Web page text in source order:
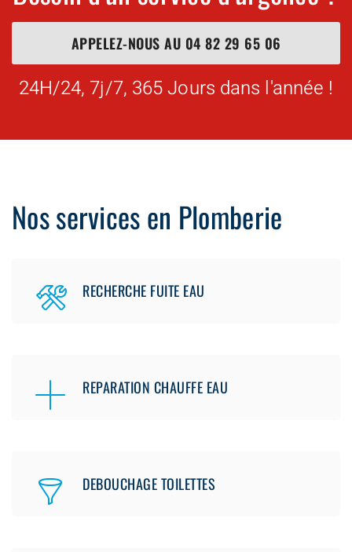
APPELEZ-NOUS AU 04 82 29 65 06
24H/24, 7j/7, 365 Jours dans l'année !
Nos services en Plomberie
RECHERCHE FUITE EAU
REPARATION CHAUFFE EAU
DEBOUCHAGE TOILETTES